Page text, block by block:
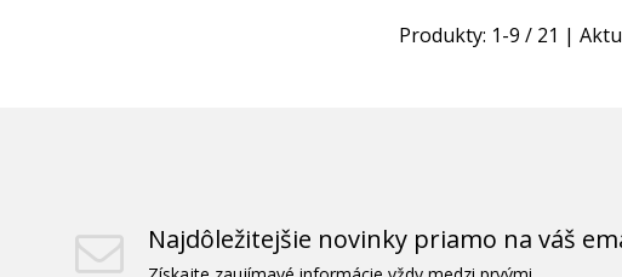
Produkty: 1-9 / 21 |
Najdôležitejšie novinky priamo na váš